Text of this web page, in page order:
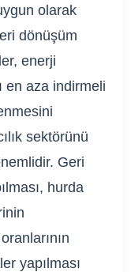
olarak
dönüşüm
enerji
en aza indirmeli
sektörünü
Geri
hurda
yapılması